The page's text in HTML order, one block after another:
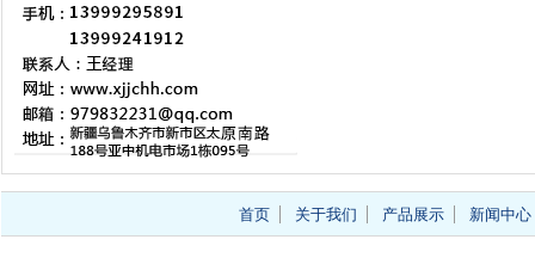
首页 关于我们 产品展示 新闻中心